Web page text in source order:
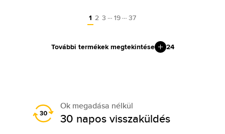
1 2 3 … 19 … 37
További termékek megtekintése 24
Ok megadása nélkül
30 napos visszaküldés